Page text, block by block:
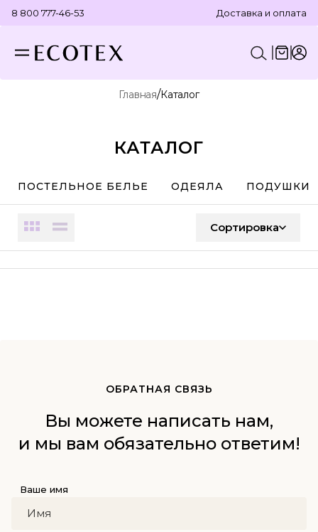
Доставка и оплата
8 800 777-46-53
Главная/Каталог
КАТАЛОГ
ПОСТЕЛЬНОЕ БЕЛЬЕ ОДЕЯЛА ПОДУШКИ
Сортировка
ОБРАТНАЯ СВЯЗЬ
Вы можете написать нам,
и мы вам обязательно ответим!
Ваше имя